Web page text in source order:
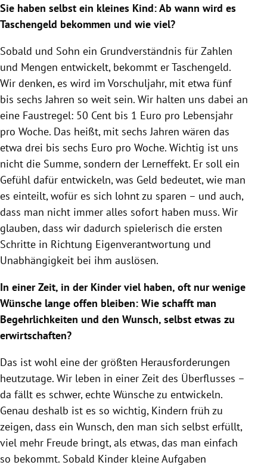
Sie haben selbst ein kleines Kind: Ab wann wird es
Taschengeld bekommen und wie viel?
Sobald und Sohn ein Grundverständnis für Zahlen
und Mengen entwickelt, bekommt er Taschengeld.
Wir denken, es wird im Vorschuljahr, mit etwa fünf
bis sechs Jahren so weit sein. Wir halten uns dabei an
eine Faustregel: 50 Cent bis 1 Euro pro Lebensjahr
pro Woche. Das heißt, mit sechs Jahren wären das
etwa drei bis sechs Euro pro Woche. Wichtig ist uns
nicht die Summe, sondern der Lerneffekt. Er soll ein
Gefühl dafür entwickeln, was Geld bedeutet, wie man
es einteilt, wofür es sich lohnt zu sparen – und auch,
dass man nicht immer alles sofort haben muss. Wir
glauben, dass wir dadurch spielerisch die ersten
Schritte in Richtung Eigenverantwortung und
Unabhängigkeit bei ihm auslösen.
In einer Zeit, in der Kinder viel haben, oft nur wenige
Wünsche lange offen bleiben: Wie schafft man
Begehrlichkeiten und den Wunsch, selbst etwas zu
erwirtschaften?
Das ist wohl eine der größten Herausforderungen
heutzutage. Wir leben in einer Zeit des Überflusses –
da fällt es schwer, echte Wünsche zu entwickeln.
Genau deshalb ist es so wichtig, Kindern früh zu
zeigen, dass ein Wunsch, den man sich selbst erfüllt,
viel mehr Freude bringt, als etwas, das man einfach
so bekommt. Sobald Kinder kleine Aufgaben